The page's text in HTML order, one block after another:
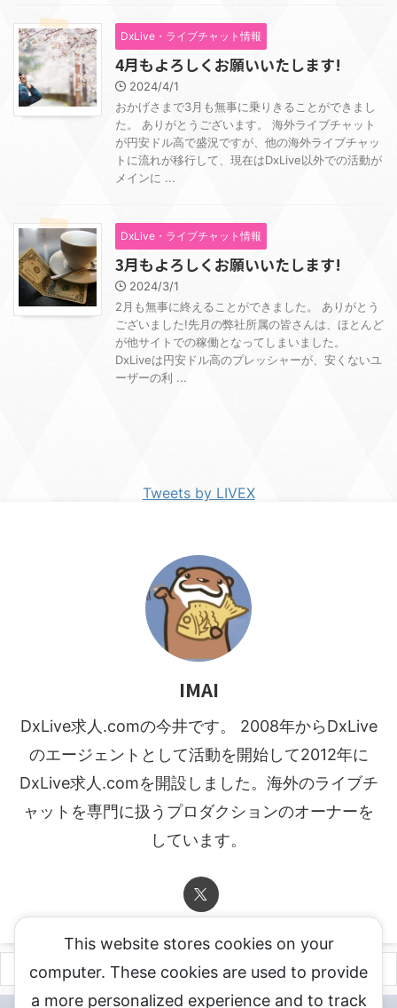
DxLive・ライブチャット情報
4月もよろしくお願いいたします!
2024/4/1
おかげさまで3月も無事に乗りきることができまし
た。 ありがとうございます。 海外ライブチャット
が円安ドル高で盛況ですが、他の海外ライブチャッ
トに流れが移行して、現在はDxLive以外での活動が
メインに ...
DxLive・ライブチャット情報
3月もよろしくお願いいたします!
2024/3/1
2月も無事に終えることができました。 ありがとう
ございました!先月の弊社所属の皆さんは、ほとんど
が他サイトでの稼働となってしまいました。
DxLiveは円安ドル高のプレッシャーが、安くないユ
ーザーの利 ...
Tweets by LIVEX
IMAI
DxLive求人.comの今井です。 2008年からDxLive
のエージェントとして活動を開始して2012年に
DxLive求人.comを開設しました。海外のライブチ
ャットを専門に扱うプロダクションのオーナーを
しています。
This website stores cookies on your
computer. These cookies are used to provide
a more personalized experience and to track